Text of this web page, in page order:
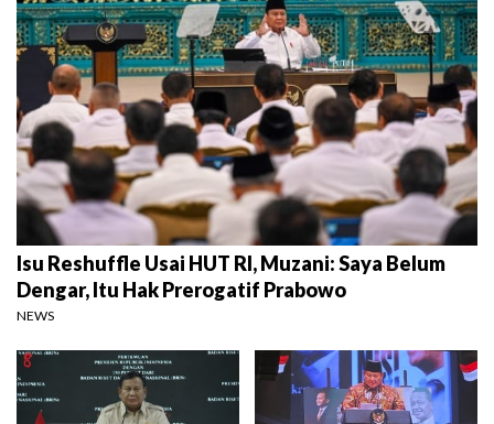
Isu Reshuffle Usai HUT RI, Muzani: Saya Belum
Dengar, Itu Hak Prerogatif Prabowo
NEWS